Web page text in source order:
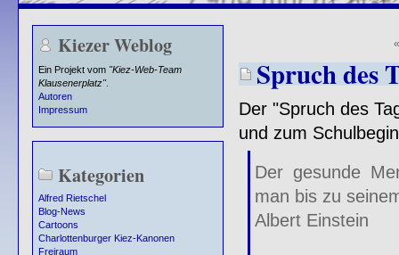
Kiezer Weblog
Ein Projekt vom "Kiez-Web-Team
Klausenerplatz".
Autoren
Impressum
Kategorien
Alfred Rietschel
Blog-News
Cartoons
Charlottenburger Kiez-Kanonen
Freiraum
Spruch des
Der "Spruch des
und zum
Der gesunde
man bis zu
Albert Einstein